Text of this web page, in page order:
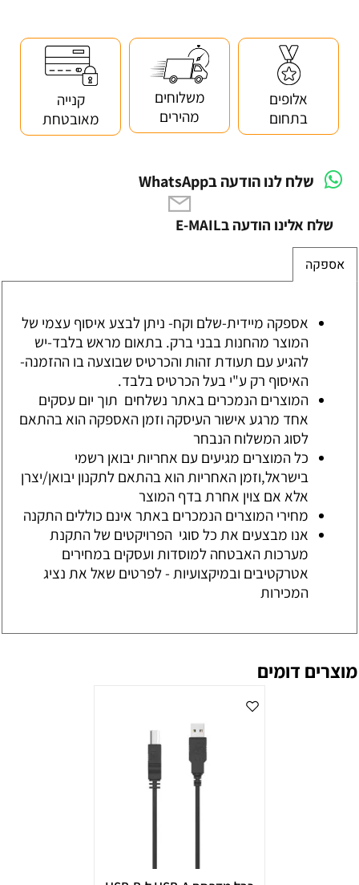
אלופים
בתחום
משלוחים
מהירים
קנייה
מאובטחת
שלח לנו הודעה בWhatsApp
שלח אלינו הודעה בE-MAIL
אספקה
אספקה מיידית-שלם וקח- ניתן לבצע איסוף עצמי של
המוצר מהחנות בבני ברק. בתאום מראש בלבד-יש
להגיע עם תעודת זהות והכרטיס שבוצעה בו ההזמנה-
האיסוף רק ע"י בעל הכרטיס בלבד.
המוצרים הנמכרים באתר נשלחים תוך יום עסקים
אחד מרגע אישור העיסקה וזמן האספקה הוא בהתאם
לסוג המשלוח הנבחר
כל המוצרים מגיעים עם אחריות יבואן רשמי
בישראל,וזמן האחריות הוא בהתאם לתקנון יבואן/יצרן
אלא אם צוין אחרת בדף המוצר
מחירי המוצרים הנמכרים באתר אינם כוללים התקנה
אנו מבצעים את כל סוגי הפרויקטים של התקנת
מערכות האבטחה למוסדות ועסקים במחירים
אטרקטיבים ובמיקצועיות - לפרטים שאל את נציג
המכירות
מוצרים דומים